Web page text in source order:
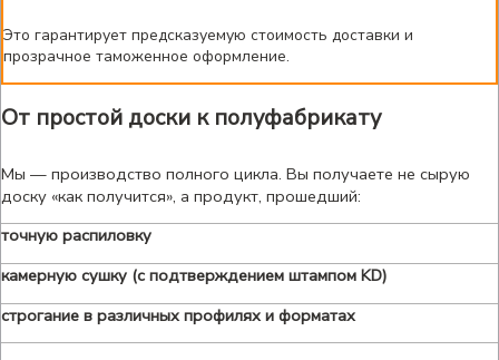
Это гарантирует предсказуемую стоимость доставки и
прозрачное таможенное оформление.
От простой доски к полуфабрикату
Мы — производство полного цикла. Вы получаете не сырую
доску «как получится», а продукт, прошедший:
точную распиловку
камерную сушку (с подтверждением штампом KD)
строгание в различных профилях и форматах